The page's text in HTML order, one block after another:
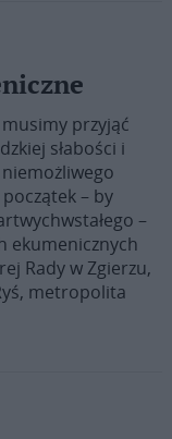
przyjąć
słabości i
– by
–
ekumenicznych
Rady w Zgierzu,
metropolita